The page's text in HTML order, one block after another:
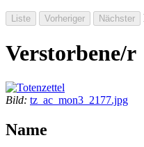
Verstorbene/r
Bild: tz_ac_mon3_2177.jpg
Name